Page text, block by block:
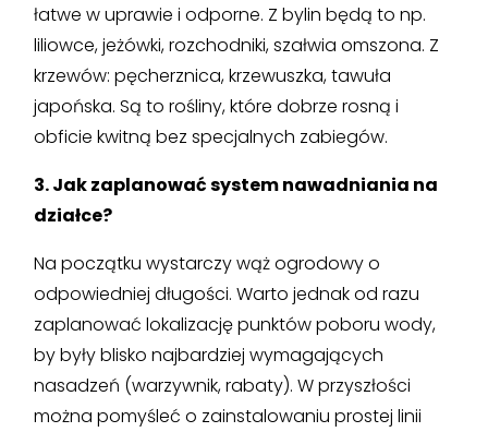
łatwe w uprawie i odporne. Z bylin będą to np.
liliowce, jeżówki, rozchodniki, szałwia omszona. Z
krzewów: pęcherznica, krzewuszka, tawuła
japońska. Są to rośliny, które dobrze rosną i
obficie kwitną bez specjalnych zabiegów.
3. Jak zaplanować system nawadniania na
działce?
Na początku wystarczy wąż ogrodowy o
odpowiedniej długości. Warto jednak od razu
zaplanować lokalizację punktów poboru wody,
by były blisko najbardziej wymagających
nasadzeń (warzywnik, rabaty). W przyszłości
można pomyśleć o zainstalowaniu prostej linii